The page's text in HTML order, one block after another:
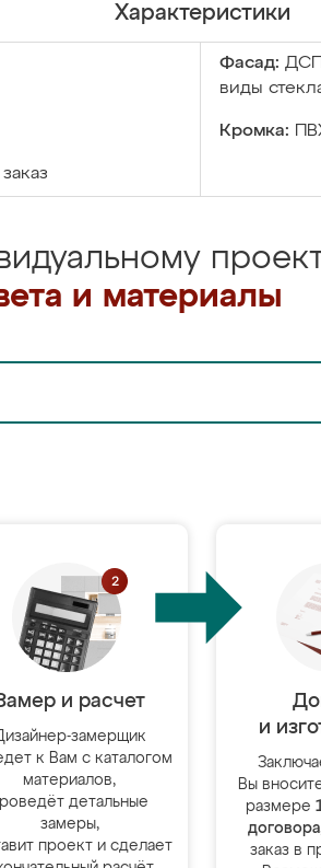
Характеристики
Фасад:
виды
Кромка:
и материалы
и расчет
замерщик
к Вам с каталогом
материалов,
детальные
замеры,
проект и сделает
и
Вы
размере
договора
заказ в